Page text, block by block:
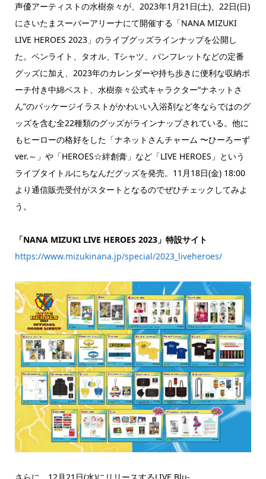
声優アーティストの水樹奈々が、2023年1月21日(土)、22日(日)
にさいたまスーパーアリーナにて開催する「NANA MIZUKI
LIVE HEROES 2023」のライブグッズラインナップを公開し
た。ペンライト、タオル、Tシャツ、パンフレットなどの定番
グッズに加え、2023年のカレンダーや持ち歩きに便利な収納ポ
ーチ付き中綿ベスト、水樹奈々公式キャラクター“ナネットさ
ん”のパッケージイラストがかわいい入浴剤など冬ならではのグ
ッズを含む全22種類のグッズがラインナップされている。他に
もヒーローの格好をした「ナネットさんチャーム 〜ひーろーず
ver.～」や「HEROES☆絆創膏」など「LIVE HEROES」という
ライブタイトルにちなんだグッズを発売。11月18日(金) 18:00
より通信販売受付がスタートとなるのでぜひチェックしてみよ
う。
「NANA MIZUKI LIVE HEROES 2023」特設サイト
https://www.mizukinana.jp/special/2023_liveheroes/